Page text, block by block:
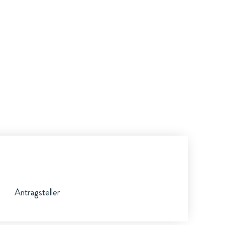
Antragsteller